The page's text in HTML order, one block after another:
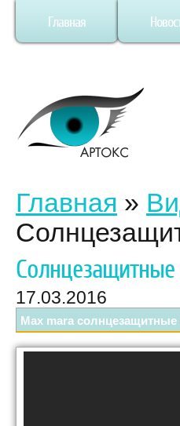
Главная
Главная »
17.03.2016
Max mara солнцезащитные